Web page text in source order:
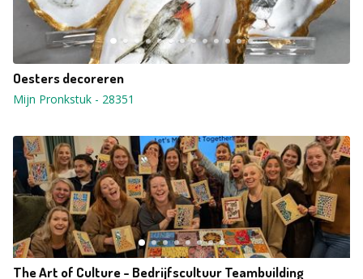
Oesters decoreren
Mijn Pronkstuk - 28351
The Art of Culture - Bedrijfscultuur Teambuilding